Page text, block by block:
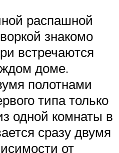
распашной
знакомо
встречаются
доме.
полотнами
типа только
одной комнаты в
сразу двумя
от